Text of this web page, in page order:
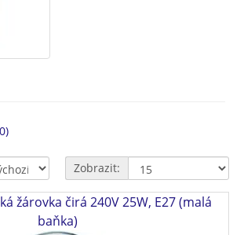
Zobrazit:
žárovka čirá 240V 25W, E27 (malá
baňka)